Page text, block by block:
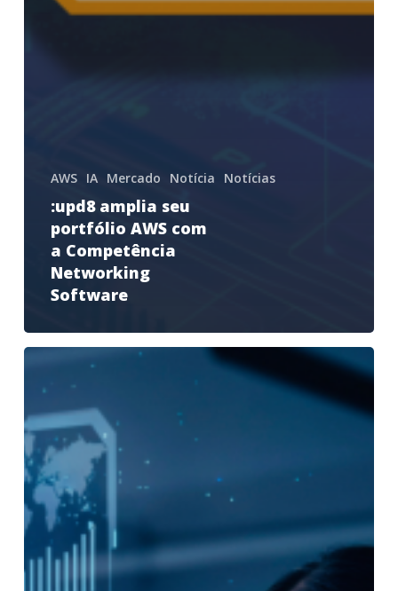
AWS IA Mercado Notícia Notícias
:upd8 amplia seu
portfólio AWS com
a Competência
Networking
Software